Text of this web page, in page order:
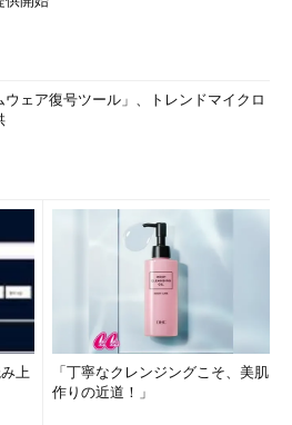
ウェア復号ツール」、トレンドマイクロ
上
「丁寧なクレンジングこそ、美肌
作りの近道！」